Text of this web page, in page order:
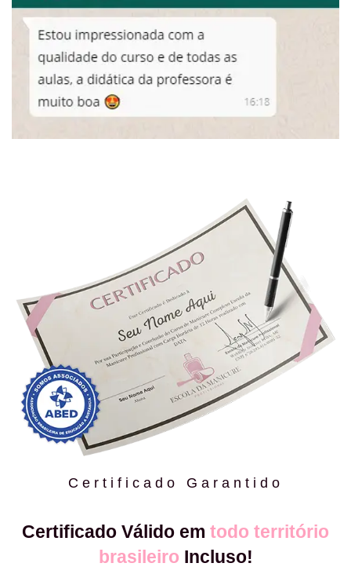
Certificado Garantido
Certificado Válido em todo território
brasileiro Incluso!